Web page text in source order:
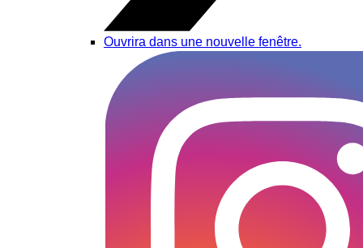
Ouvrira dans une nouvelle fenêtre.